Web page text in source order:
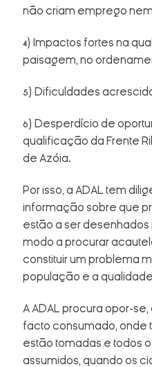
não criam emprego
4) Impactos fortes na
paisagem, no
5) Dificuldades
6) Desperdício de
qualificação da Frente
de Azóia.
Por isso, a ADAL tem
informação sobre que
estão a ser
modo a procurar
constituir um problema
população e a
A ADAL procura opor-
facto consumado, onde
estão tomadas e todos
assumidos, quando os